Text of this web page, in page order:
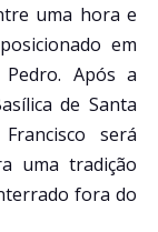
uma hora e
em
Após a
de Santa
será
uma tradição
fora do